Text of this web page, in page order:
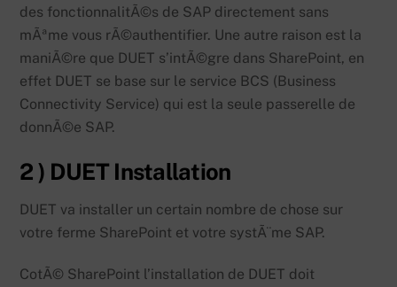
des fonctionnalitÃ©s de SAP directement sans
mÃªme vous rÃ©authentifier. Une autre raison est la
maniÃ©re que DUET s’intÃ©gre dans SharePoint, en
effet DUET se base sur le service BCS (Business
Connectivity Service) qui est la seule passerelle de
donnÃ©e SAP.
2 ) DUET Installation
DUET va installer un certain nombre de chose sur
votre ferme SharePoint et votre systÃ¨me SAP.
CotÃ© SharePoint l’installation de DUET doit